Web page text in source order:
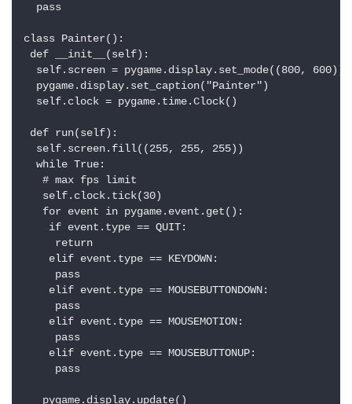
  pass
class Painter():
def __init__(self):
  self.screen = pygame.display.set_mode((800, 600))
  pygame.display.set_caption("Painter")
  self.clock = pygame.time.Clock()
def run(self):
  self.screen.fill((255, 255, 255))
  while True:
   # max fps limit
   self.clock.tick(30)
   for event in pygame.event.get():
    if event.type == QUIT:
     return
    elif event.type == KEYDOWN:
     pass
    elif event.type == MOUSEBUTTONDOWN:
     pass
    elif event.type == MOUSEMOTION:
     pass
    elif event.type == MOUSEBUTTONUP:
     pass
   pygame.display.update()